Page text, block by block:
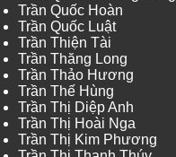
Trần Quốc Hoàn
Trần Quốc Luật
Trần Thiện Tài
Trần Thăng Long
Trần Thảo Hương
Trần Thế Hùng
Trần Thị Diệp Anh
Trần Thị Hoài Nga
Trần Thị Kim Phương